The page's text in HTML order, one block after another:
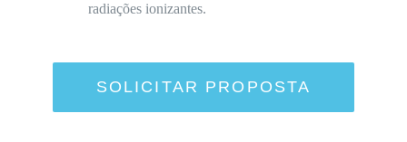
radiações ionizantes.
SOLICITAR PROPOSTA